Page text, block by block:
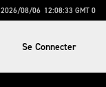
2026/08/06 12:08:33 GMT 0
Se Connecter